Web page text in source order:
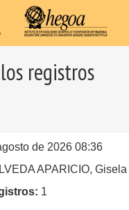
registros
de 2026 08:36
APARICIO, Gisela
1